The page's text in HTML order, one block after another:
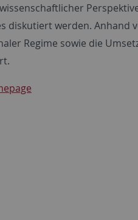
diskutiert werden.
Regime sowie die